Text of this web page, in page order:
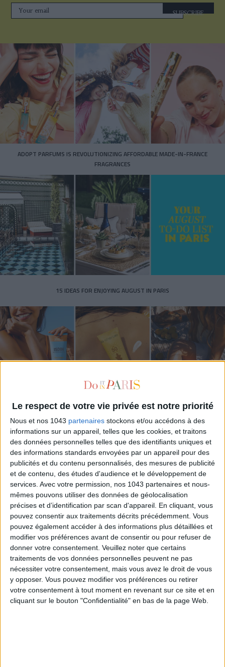
Le respect de votre vie privée est notre priorité
Nous et nos 1043 partenaires stockons et/ou accédons à des
informations sur un appareil, telles que les cookies, et traitons
des données personnelles telles que des identifiants uniques et
des informations standards envoyées par un appareil pour des
publicités et du contenu personnalisés, des mesures de publicité
et de contenu, des études d'audience et le développement de
services. Avec votre permission, nos 1043 partenaires et nous-
mêmes pouvons utiliser des données de géolocalisation
précises et d’identification par scan d'appareil. En cliquant, vous
pouvez consentir aux traitements décrits précédemment. Vous
pouvez également accéder à des informations plus détaillées et
modifier vos préférences avant de consentir ou pour refuser de
donner votre consentement. Veuillez noter que certains
traitements de vos données personnelles peuvent ne pas
nécessiter votre consentement, mais vous avez le droit de vous
y opposer. Vous pouvez modifier vos préférences ou retirer
votre consentement à tout moment en revenant sur ce site et en
cliquant sur le bouton "Confidentialité" en bas de la page Web.
SUBSCRIBE
ADOPT PARFUMS IS REVOLUTIONIZING AFFORDABLE MADE-IN-FRANCE
FRAGRANCES
15 IDEAS FOR ENJOYING AUGUST IN PARIS
SPF 50 SUNSCREENS YOU'LL ACTUALLY WANT TO SLATHER ON
THE BEST HOTELS FOR A SPA AND GASTRONOMY WEEKEND